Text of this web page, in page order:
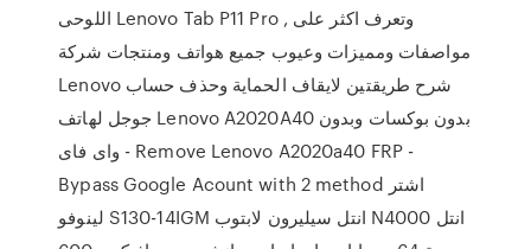
اللوحى Lenovo Tab P11 Pro , وتعرف اكثر على
مواصفات ومميزات وعيوب جميع هواتف ومنتجات شركة
Lenovo شرح طريقتين لايقاف الحماية وحذف حساب
جوجل لهاتف Lenovo A2020A40 بدون بوكسات وبدون
واى فاى - Remove Lenovo A2020a40 FRP -
Bypass Google Acount with 2 method اشتر
لينوفو S130-14IGM ‎لابتوب‎ ‎انتل سيليرون N4000‎‎ ‎انتل